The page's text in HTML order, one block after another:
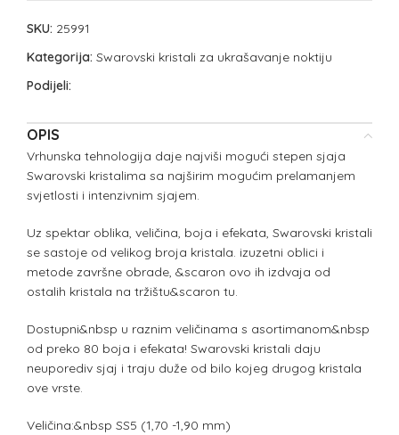
SKU: 25991
Kategorija: Swarovski kristali za ukrašavanje noktiju
Podijeli:
OPIS
Vrhunska tehnologija daje najviši mogući stepen sjaja
Swarovski kristalima sa najširim mogućim prelamanjem
svjetlosti i intenzivnim sjajem.
Uz spektar oblika, veličina, boja i efekata, Swarovski kristali
se sastoje od velikog broja kristala. izuzetni oblici i
metode završne obrade, &scaron ovo ih izdvaja od
ostalih kristala na tržištu&scaron tu.
Dostupni&nbsp u raznim veličinama s asortimanom&nbsp
od preko 80 boja i efekata! Swarovski kristali daju
neuporediv sjaj i traju duže od bilo kojeg drugog kristala
ove vrste.
Veličina:&nbsp SS5 (1,70 -1,90 mm)